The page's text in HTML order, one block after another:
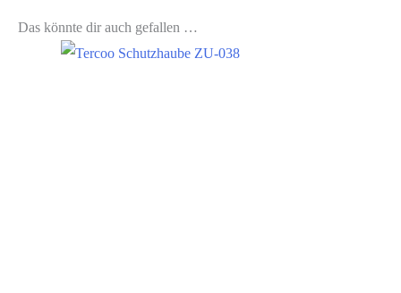
Das könnte dir auch gefallen …